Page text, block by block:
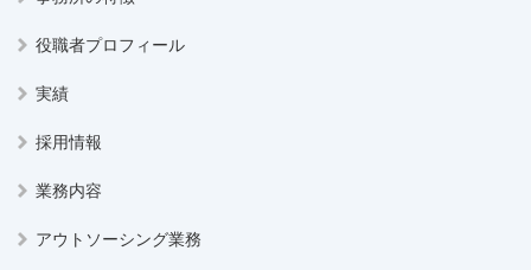
役職者プロフィール
実績
採用情報
業務内容
アウトソーシング業務